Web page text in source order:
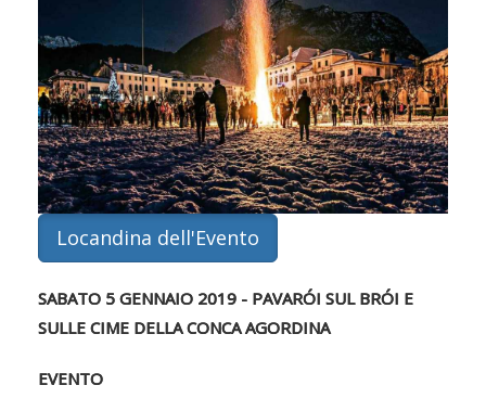
Locandina dell'Evento
SABATO 5 GENNAIO 2019 - PAVARÓI SUL BRÓI E
SULLE CIME DELLA CONCA AGORDINA
EVENTO